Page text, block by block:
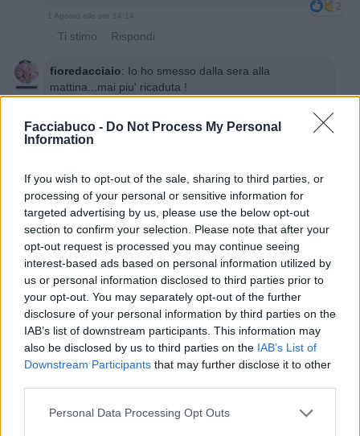
Facciabuco - Do Not Process My Personal
Information
If you wish to opt-out of the sale, sharing to third parties, or
processing of your personal or sensitive information for
targeted advertising by us, please use the below opt-out
section to confirm your selection. Please note that after your
opt-out request is processed you may continue seeing
interest-based ads based on personal information utilized by
us or personal information disclosed to third parties prior to
your opt-out. You may separately opt-out of the further
disclosure of your personal information by third parties on the
IAB’s list of downstream participants. This information may
also be disclosed by us to third parties on the IAB’s List of
Downstream Participants that may further disclose it to other
Personal Data Processing Opt Outs
2
1 Agosto alle ore 14:14
· Ti stimo · Rispondi
fioredacciaio: Io ho smesso dalla sera alla
mattina...mai piu' ricaduta !
·Ti stimo ·Rispondi
fumato in vita mia
1 Agosto alle ore 14:30
·Ti stimo·Rispondi
Barbyturiko: fioredacciaio ...pure io, ne fumavo 40 al
giorno, provato la graffetta, caramelle, nicoprive
niente...un giorno stavo male con forte tosse che mi
squassava il torace, non ho fumato la sera, al mattino
ho pensato...cerco di trattenermi magari è la volta
buona...sono passati più di vent'anni, non ho una
spiegazione razionale, è successo...comunque coi